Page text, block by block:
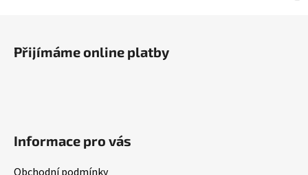
Přijímáme online platby
Informace pro vás